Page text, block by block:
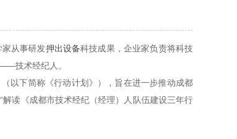
从事研发押出设备科技成果，企业家负责将科技
技术经纪人。
以下简称《行动计划》），旨在进一步推动成都
读《成都市技术经纪（经理）人队伍建设三年行